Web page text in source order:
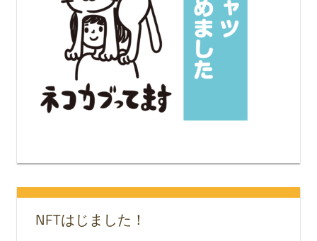
NFTはじました！